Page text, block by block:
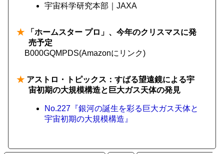
宇宙科学研究本部｜JAXA
★ 「ホームスター プロ」、今年のクリスマスに発
売予定
B000GQMPDS(Amazonにリンク)
★ アストロ・トピックス：すばる望遠鏡による宇
宙初期の大規模構造と巨大ガス天体の発見
No.227『銀河の誕生を彩る巨大ガス天体と
宇宙初期の大規模構造』